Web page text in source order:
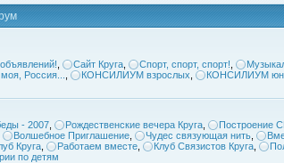
Сайт Круга Спорт, спорт, спорт!
Россия... КОНСИЛИУМ взрослых КОНСИЛИУМ
- 2007 Рождественские вечера Круга Построение
Волшебное Приглашение Чудес связующая нить
Круга Работаем вместе Клуб Связистов Круга
по детям